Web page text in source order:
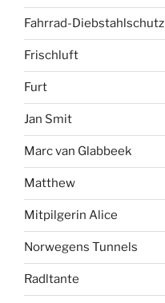
Fahrrad-Diebstahlschutz
Frischluft
Furt
Jan Smit
Marc van Glabbeek
Matthew
Mitpilgerin Alice
Norwegens Tunnels
Radltante